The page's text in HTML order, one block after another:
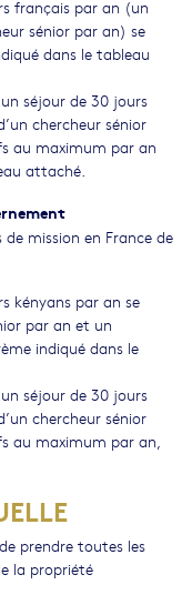
français par an (un
sénior par an) se
dans le tableau
séjour de 30 jours
chercheur sénior
au maximum par an
attaché.
mission en France de
kényans par an se
par an et un
indiqué dans le
séjour de 30 jours
chercheur sénior
au maximum par an,
prendre toutes les
la propriété